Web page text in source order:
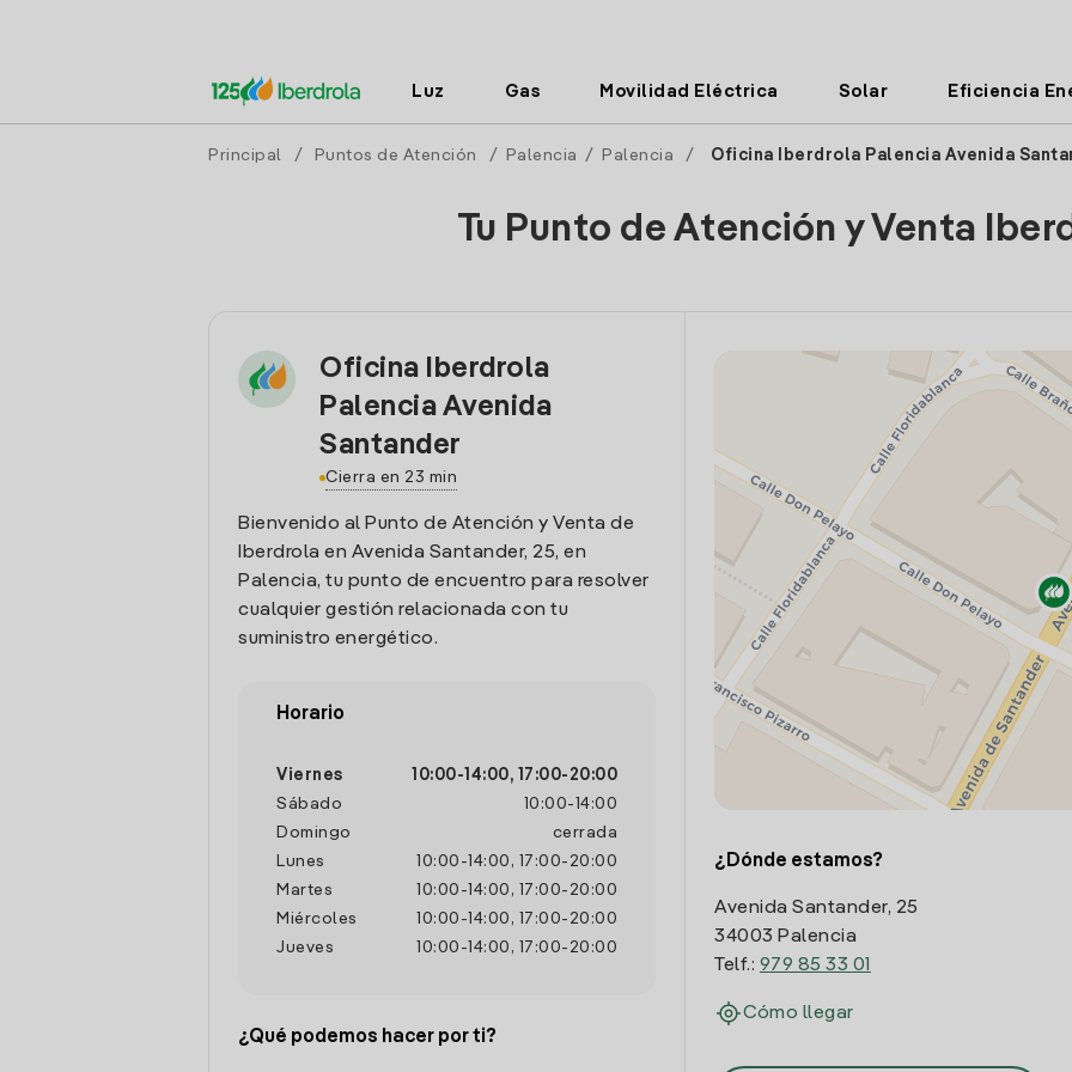
Luz Gas Movilidad Eléctrica Solar Eficiencia
Principal / Puntos de Atención / Palencia / Palencia / Oficina Iberdrola Palencia Avenida
Tu Punto de Atención y Venta
Oficina Iberdrola
Palencia Avenida
Santander
Cierra en 23 min
Bienvenido al Punto de Atención y Venta de
Iberdrola en Avenida Santander, 25, en
Palencia, tu punto de encuentro para resolver
cualquier gestión relacionada con tu
suministro energético.
Horario
Viernes 10:00- 14:00, 17:00- 20:00
Sábado
10:00- 14:00
Domingo
cerrada
Lunes
10:00 - 14:00 , 17:00- 20:00
Martes
10:00 - 14:00 , 17:00- 20:00
Miércoles
10:00 - 14:00 , 17:00- 20:00
Jueves
10:00 - 14:00 , 17:00- 20:00
¿Qué podemos hacer por ti?
¿Dónde estamos?
Avenida Santander, 25
34003 Palencia
Telf.: 979 85 33 01
Cómo llegar